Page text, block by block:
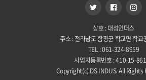
상호 : 대성인더스
주소 : 전라남도 함평군 학교면 학교
TEL : 061-324-8959
사업자등록번호 : 410-15-
Copyright(c) DS INDUS. All Rights